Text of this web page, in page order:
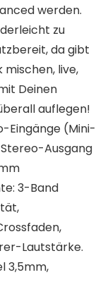
werden.
zu
da gibt
mischen, live,
Deinen
auflegen!
Eingänge (Mini-
Ausgang
3-Band
Lautstärke.
3,5mm,